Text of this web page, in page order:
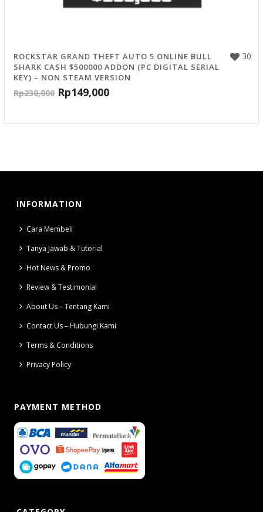
30
ROCKSTAR GRAND THEFT AUTO 5 ONLINE BULL
SHARK CASH $500000 ADDON (PC DIGITAL SERIAL
KEY) – NON STEAM VERSION
Rp230,000 Rp149,000
INFORMATION
Cara Membeli
Tanya Jawab & Tutorial
Hot News & Promo
Review & Testimonial
About Us – Tentang Kami
Contact Us – Hubungi Kami
Terms & Conditions
Privacy Policy
PAYMENT METHOD